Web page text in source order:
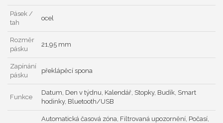
Pásek /
tah
ocel
Rozměr
pásku
21,95 mm
Zapínání
pásku
překlápěcí spona
Funkce
Datum, Den v týdnu, Kalendář, Stopky, Budík, Smart
hodinky, Bluetooth/USB
Automatická časová zóna, Filtrovaná upozornění, Počasí,